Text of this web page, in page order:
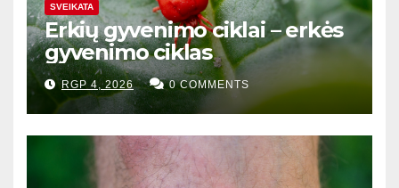
SVEIKATA
Erkių gyvenimo ciklai – erkės
gyvenimo ciklas
RGP 4, 2026 0 COMMENTS